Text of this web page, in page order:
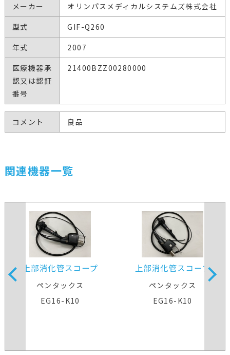
メーカー
オリンパスメディカルシステムズ株式会社
型式
GIF-Q260
年式
2007
医療機器承
認又は認証
番号
21400BZZ00280000
コメント 良品
関連機器一覧
上部消化管スコープ
ペンタックス
EG16-K10
上部消化管スコープ
ペンタックス
EG16-K10